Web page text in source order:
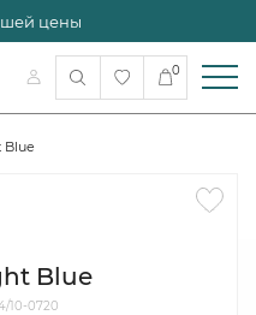
цены
0
Blue
Blue
10-0720